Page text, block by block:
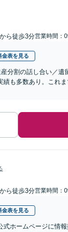
から徒歩3分営業時間：
金表を見る
分割の話し合い／
も多数あり。これ
から徒歩3分営業時間：
金表を見る
式ホームページに情